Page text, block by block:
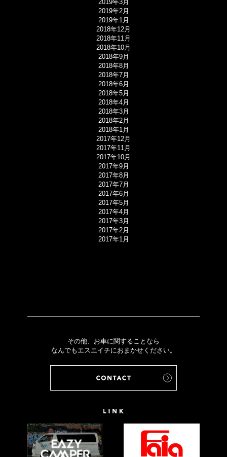
2019年3月
2019年2月
2019年1月
2018年12月
2018年11月
2018年10月
2018年9月
2018年8月
2018年7月
2018年6月
2018年5月
2018年4月
2018年3月
2018年2月
2018年1月
2017年12月
2017年11月
2017年10月
2017年9月
2017年8月
2017年7月
2017年6月
2017年5月
2017年4月
2017年3月
2017年2月
2017年1月
その他、お車に関することなら
なんでもエスエイチにおまかせください。